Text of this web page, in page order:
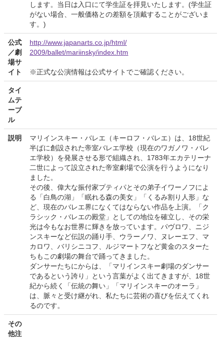
します。当日は入口にて学生証を拝見いたします。(学生証
がない場合、一般価格との差額を頂戴することがございま
す。)
公式
／劇
場サ
イト
http://www.japanarts.co.jp/html/
2009/ballet/mariinsky/index.htm
※正式な公演情報は公式サイトでご確認ください。
タイ
ムテ
ーブ
ル
説明
マリインスキー・バレエ（キーロフ・バレエ）は、18世紀
半ばに創設された帝室バレエ学校（現在のワガノワ・バレ
エ学校）を発展させる形で組織され、1783年エカテリーナ
二世によって設立された帝室劇場で公演を行うようになり
ました。
その後、偉大な振付家プティパとその弟子イワーノフによ
る「白鳥の湖」「眠れる森の美女」「くるみ割り人形」な
ど、現在のバレエ界になくてはならない作品を上演。「ク
ラシック・バレエの殿堂」としての地位を確立し、その栄
光は今もなお世界に輝きを放っています。パヴロワ、ニジ
ンスキーなど伝説の踊り手、ウラーノワ、ヌレーエフ、マ
カロワ、バリシニコフ、ルジマートフなど黄金のスターた
ちもこの劇場の舞台で踊ってきました。
ダンサーたちにからは、「マリインスキー劇場のダンサー
であるという誇り」という言葉がよく出てきますが、18世
紀から続く「伝統の舞い」「マリインスキーのオーラ」
は、脈々と受け継がれ、私たちに芸術の喜びを伝えてくれ
るのです。
その
他注